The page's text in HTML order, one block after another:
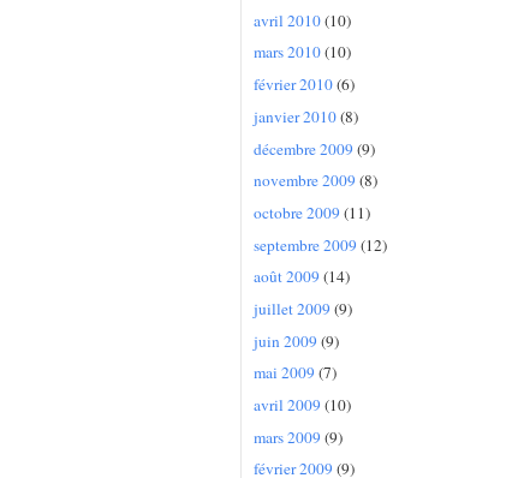
avril 2010(10)
mars 2010(10)
février 2010(6)
janvier 2010(8)
décembre 2009 (9)
novembre 2009 (8)
octobre 2009 (11)
septembre 2009 (12)
août 2009 (14)
juillet 2009 (9)
juin 2009 (9)
mai 2009 (7)
avril 2009 (10)
mars 2009 (9)
février 2009 (9)